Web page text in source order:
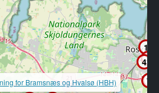
1
3
4
7
for Bramsnæs og Hvalsø (HBH)